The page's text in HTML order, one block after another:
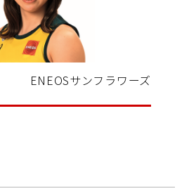
ENEOSサンフラワーズ